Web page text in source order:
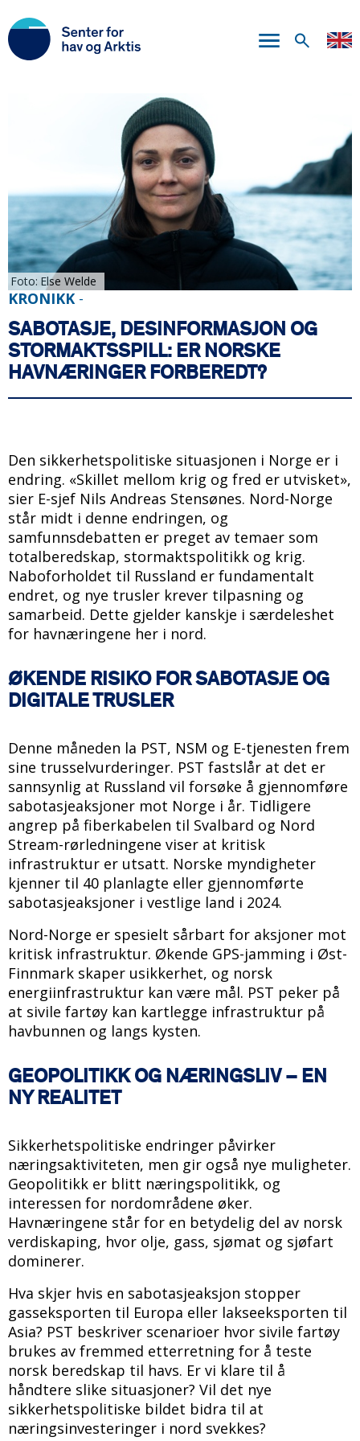
til
hovedinnhold
Foto Else Welde
KRONIKK -
SABOTASJE, DESINFORMASJON OG
STORMAKTSSPILL: ER NORSKE
HAVNÆRINGER FORBEREDT?
Den sikkerhetspolitiske situasjonen i Norge er i
endring. «Skillet mellom krig og fred er utvisket»,
sier E-sjef Nils Andreas Stensønes. Nord-Norge
står midt i denne endringen, og
samfunnsdebatten er preget av temaer som
totalberedskap, stormaktspolitikk og krig.
Naboforholdet til Russland er fundamentalt
endret, og nye trusler krever tilpasning og
samarbeid. Dette gjelder kanskje i særdeleshet
for havnæringene her i nord.
ØKENDE RISIKO FOR SABOTASJE OG
DIGITALE TRUSLER
Denne måneden la PST, NSM og E-tjenesten frem
sine trusselvurderinger. PST fastslår at det er
sannsynlig at Russland vil forsøke å gjennomføre
sabotasjeaksjoner mot Norge i år. Tidligere
angrep på fiberkabelen til Svalbard og Nord
Stream-rørledningene viser at kritisk
infrastruktur er utsatt. Norske myndigheter
kjenner til 40 planlagte eller gjennomførte
sabotasjeaksjoner i vestlige land i 2024.
Nord-Norge er spesielt sårbart for aksjoner mot
kritisk infrastruktur. Økende GPS-jamming i Øst-
Finnmark skaper usikkerhet, og norsk
energiinfrastruktur kan være mål. PST peker på
at sivile fartøy kan kartlegge infrastruktur på
havbunnen og langs kysten.
GEOPOLITIKK OG NÆRINGSLIV – EN
NY REALITET
Sikkerhetspolitiske endringer påvirker
næringsaktiviteten, men gir også nye muligheter.
Geopolitikk er blitt næringspolitikk, og
interessen for nordområdene øker.
Havnæringene står for en betydelig del av norsk
verdiskaping, hvor olje, gass, sjømat og sjøfart
dominerer.
Hva skjer hvis en sabotasjeaksjon stopper
gasseksporten til Europa eller lakseeksporten til
Asia? PST beskriver scenarioer hvor sivile fartøy
brukes av fremmed etterretning for å teste
norsk beredskap til havs. Er vi klare til å
håndtere slike situasjoner? Vil det nye
sikkerhetspolitiske bildet bidra til at
næringsinvesteringer i nord svekkes?